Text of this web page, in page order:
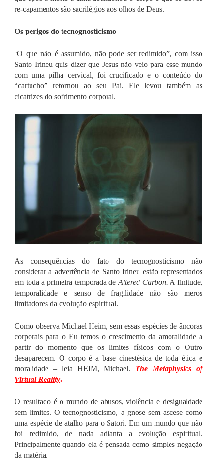
re-capamentos são sacrilégios aos olhos de Deus.
Os perigos do tecnognosticismo
“O que não é assumido, não pode ser redimido”, com isso
Santo Irineu quis dizer que Jesus não veio para esse mundo
com uma pilha cervical, foi crucificado e o conteúdo do
“cartucho” retornou ao seu Pai. Ele levou também as
cicatrizes do sofrimento corporal.
As consequências do fato do tecnognosticismo não
considerar a advertência de Santo Irineu estão representados
em toda a primeira temporada de Altered Carbon. A finitude,
temporalidade e senso de fragilidade não são meros
limitadores da evolução espiritual.
Como observa Michael Heim, sem essas espécies de âncoras
corporais para o Eu temos o crescimento da amoralidade a
partir do momento que os limites físicos com o Outro
desaparecem. O corpo é a base cinestésica de toda ética e
moralidade – leia HEIM, Michael. The
Metaphysics of
Virtual Reality.
O resultado é o mundo de abusos, violência e desigualdade
sem limites. O tecnognosticismo, a gnose sem ascese como
uma espécie de atalho para o Satori. Em um mundo que não
foi redimido, de nada adianta a evolução espiritual.
Principalmente quando ela é pensada como simples negação
da matéria.